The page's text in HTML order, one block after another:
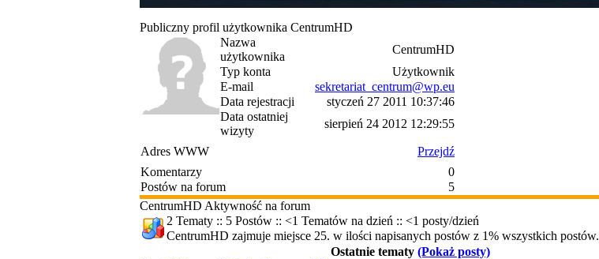
Publiczny profil użytkownika CentrumHD
Nazwa
użytkownika
CentrumHD
Typ konta
Użytkownik
E-mail
sekretariat_centrum@wp.eu
Data rejestracji
styczeń 27 2011 10:37:46
Data ostatniej
wizyty
sierpień 24 2012 12:29:55
Adres WWW
Przejdź
Komentarzy
0
Postów na forum
5
CentrumHD Aktywność na forum
2 Tematy :: 5 Postów :: <1 Tematów na dzień :: <1 posty/dzień
CentrumHD zajmuje miejsce 25. w ilości napisanych postów z 1% wszystkich postów.
Ostatnie tematy (Pokaż posty)